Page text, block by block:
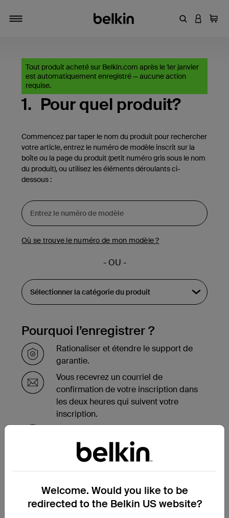
Entrez un
Tout produit acheté sur Belkin.com après le 1er janvier
est automatiquement enregistré — aucune action
requise.
1. Pour quel produit?
Commencez par taper le nom du produit pour rechercher
votre article, entrez le numéro de modèle inscrit sur la
boîte ou la page du produit (petit numéro gris sous le nom
du produit), ou utilisez les éléments déroulants ci-
dessous :
Où se trouve le numéro de mon modèle ?
- OU -
Pourquoi l’enregistrer ?
Rationaliser et étendre le support de
garantie.
Vous recevrez un courriel de
confirmation de votre inscription dans
les deux heures qui suivent votre
inscription.
enregistrés au bas de la page de votre
compte.
Vous devez remplacer un
produit sous garantie ?
Welcome. Would you like to be
redirected to the Belkin US website?